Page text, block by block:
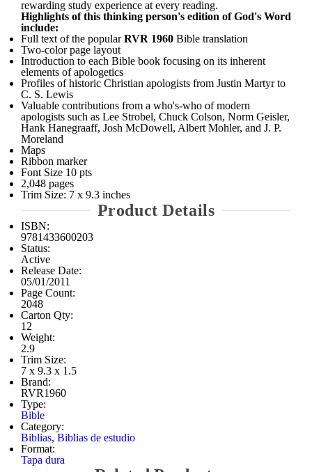
rewarding study experience at every reading.
Highlights of this thinking person's edition of God's Word
include:
Full text of the popularRVR 1960 Bible translation
Two-color page layout
Introduction to each Bible book focusing on its inherent
elements of apologetics
Profiles of historic Christian apologists from Justin Martyr to
C. S. Lewis
Valuable contributions from a who's-who of modern
apologists such as Lee Strobel, Chuck Colson, Norm Geisler,
Hank Hanegraaff, Josh McDowell, Albert Mohler, and J. P.
Moreland
Maps
Ribbon marker
Font Size 10 pts
2,048 pages
Trim Size: 7 x 9.3 inches
Product Details
ISBN:
9781433600203
Status:
Active
Release Date:
05/01/2011
Page Count:
2048
Carton Qty:
12
Weight:
2.9
Trim Size:
7 x 9.3 x 1.5
Brand:
RVR1960
Type:
Bible
Category:
Biblias, Biblias de estudio
Format:
Tapa dura